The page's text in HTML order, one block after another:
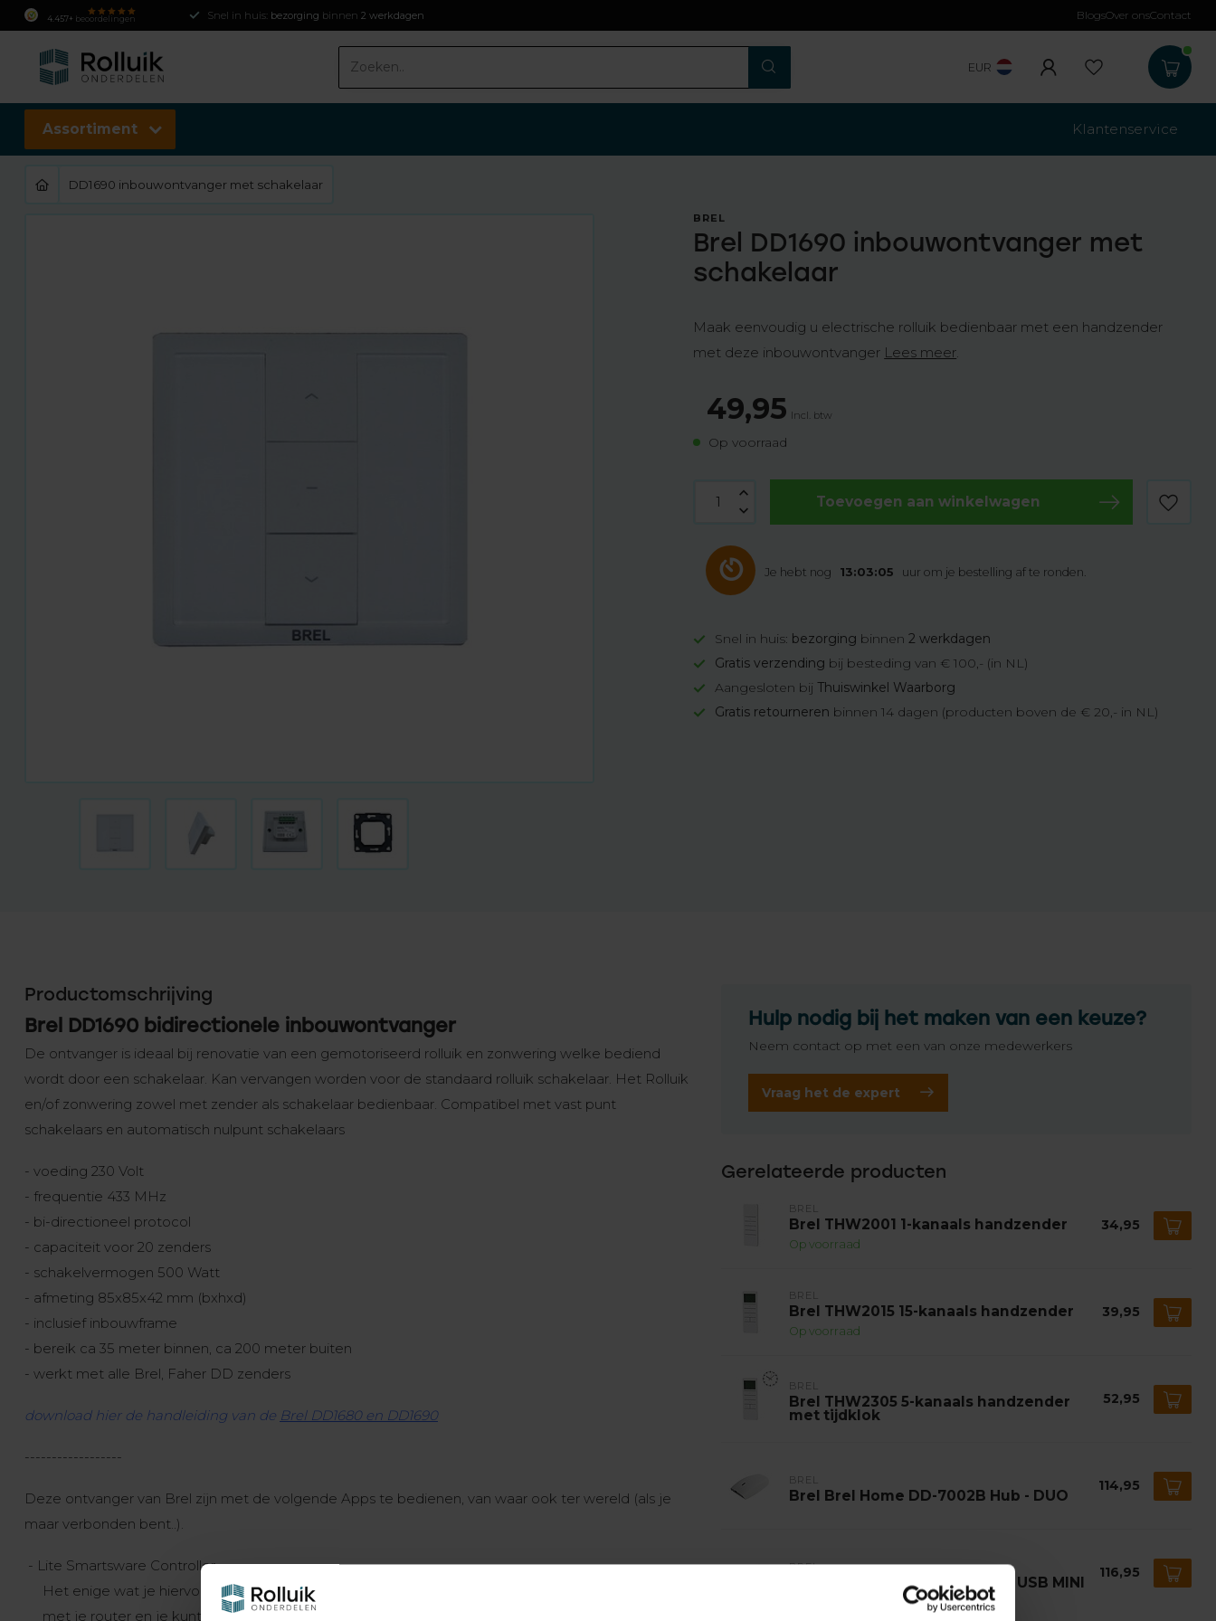
4.457+ beoordelingen Snel in huis: bezorging binnen 2 werkdagen Gratis verzending
BlogsOver onsContact
EUR
Assortiment Klantenservice
DD1690 inbouwontvanger met schakelaar
BREL
Brel DD1690 inbouwontvanger met
schakelaar
Maak eenvoudig u electrische rolluik bedienbaar met een handzender
met deze inbouwontvanger Lees meer.
49,95 Incl. btw
Op voorraad
Toevoegen aan winkelwagen
Je hebt nog 13:03:04 uur om je bestelling af te ronden.
Snel in huis: bezorging binnen2 werkdagen
Gratis verzending bij besteding van € 100,- (in NL)
Aangesloten bijThuiswinkel Waarborg
Gratis retourneren binnen 14 dagen (producten boven de € 20,- in NL)
Productomschrijving
Brel DD1690 bidirectionele inbouwontvanger
De ontvanger is ideaal bij renovatie van een gemotoriseerd rolluik en zonwering welke bediend
wordt door een schakelaar. Kan vervangen worden voor de standaard rolluik schakelaar. Het Rolluik
en/of zonwering zowel met zender als schakelaar bedienbaar. Compatibel met vast punt
schakelaars en automatisch nulpunt schakelaars
- voeding 230 Volt
- frequentie 433 MHz
- bi-directioneel protocol
- capaciteit voor 20 zenders
- schakelvermogen 500 Watt
- afmeting 85x85x42 mm (bxhxd)
- inclusief inbouwframe
- bereik ca 35 meter binnen, ca 200 meter buiten
- werkt met alle Brel, Faher DD zenders
download hier de handleiding van de Brel DD1680 en DD1690
------------------
Deze ontvanger van Brel zijn met de volgende Apps te bedienen, van waar ook ter wereld (als je
maar verbonden bent..).
- Lite Smartsware Controller
Het enige wat je hiervoor nodig hebt is de Lite stekker. Deze maakt verbinding
met je router en je kunt van start.
Hulp nodig bij het maken van een keuze?
Neem contact op met een van onze medewerkers
Vraag het de expert
Gerelateerde producten
BREL
Brel THW2001 1-kanaals handzender
Op voorraad
34,95
BREL
Brel THW2015 15-kanaals handzender
Op voorraad
39,95
BREL
Brel THW2305 5-kanaals handzender
met tijdklok
52,95
BREL
Brel Brel Home DD-7002B Hub - DUO
114,95
BREL
Brel Brel Home DD-1554 hub - USB MINI
116,95